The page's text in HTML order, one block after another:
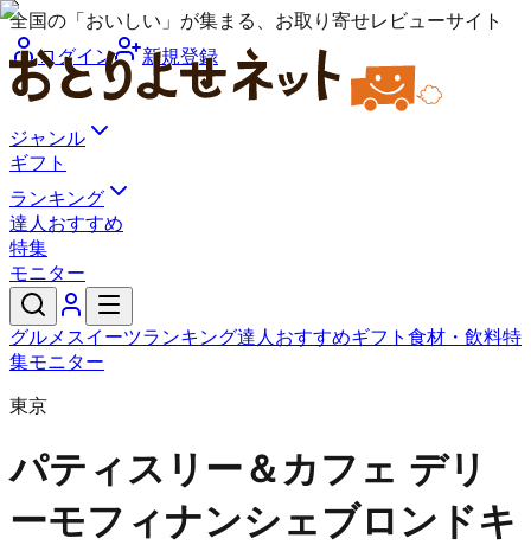
全国の「おいしい」が集まる、お取り寄せレビューサイト
ログイン
新規登録
ジャンル
ギフト
ランキング
達人おすすめ
特集
モニター
グルメ スイーツランキング達人おすすめギフト 食材・飲料特
集モニター
東京
パティスリー＆カフェ デリ
ーモフィナンシェブロンドキ